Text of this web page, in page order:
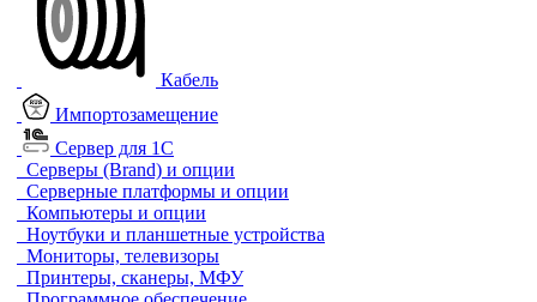
Кабель
Импортозамещение
Сервер для 1С
Серверы (Brand) и опции
Серверные платформы и опции
Компьютеры и опции
Ноутбуки и планшетные устройства
Мониторы, телевизоры
Принтеры, сканеры, МФУ